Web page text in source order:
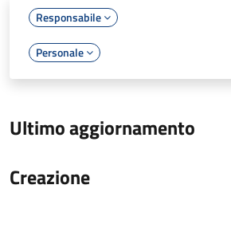
Responsabile
Personale
Ultimo aggiornamento
Creazione